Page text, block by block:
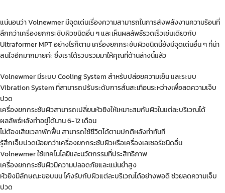
แน่นอนว่า Volnewmer มีจุดเด่นเรื่องความสามารถในการส่งพลังงานความร้อนที่
ลึกกว่าเครื่องยกกระชับผิวชนิดอื่น ๆ และเห็นผลลัพธ์รวดเร็วเช่นเดียวกับ
Ultraformer MPTอย่างไรก็ตาม เครื่องยกกระชับผิวชนิดนี้ยังมีจุดเด่นอื่น ๆ ที่น่า
สนใจอีกมากมายค่ะ ซึ่งเราได้รวบรวมมาให้คุณที่ด้านล่างนี้แล้ว
Volnewmer มีระบบ Cooling System สำหรับปล่อยความเย็น และระบบ
Vibration System ที่สามารถปรับระดับการสั่นสะเทือนระหว่างเพื่อลดความเจ็บ
ปวด
เครื่องยกกระชับผิวสามารถเปลี่ยนหัวยิงให้เหมาะสมกับผิวในแต่ละบริเวณได้
ผลลัพธ์หลังทำอยู่ได้นาน 6-12 เดือน
ไม่ต้องเสียเวลาพักฟื้น สามารถใช้ชีวิตได้ตามปกติหลังทำทันที
รู้สึกเจ็บปวดน้อยกว่าเครื่องยกกระชับผิวหรือเครื่องเลเซอร์ชนิดอื่น
Volnewmer ใช้เทคโนโลยีและนวัตกรรมที่ประสิทธิภาพ
เครื่องยกกระชับผิวมีความปลอดภัยและแม่นยำสูง
หัวยิงมีลักษณะขอบมน โค้งรับกับผิวแต่ละบริเวณได้อย่างพอดี ช่วยลดความเจ็บ
ปวด